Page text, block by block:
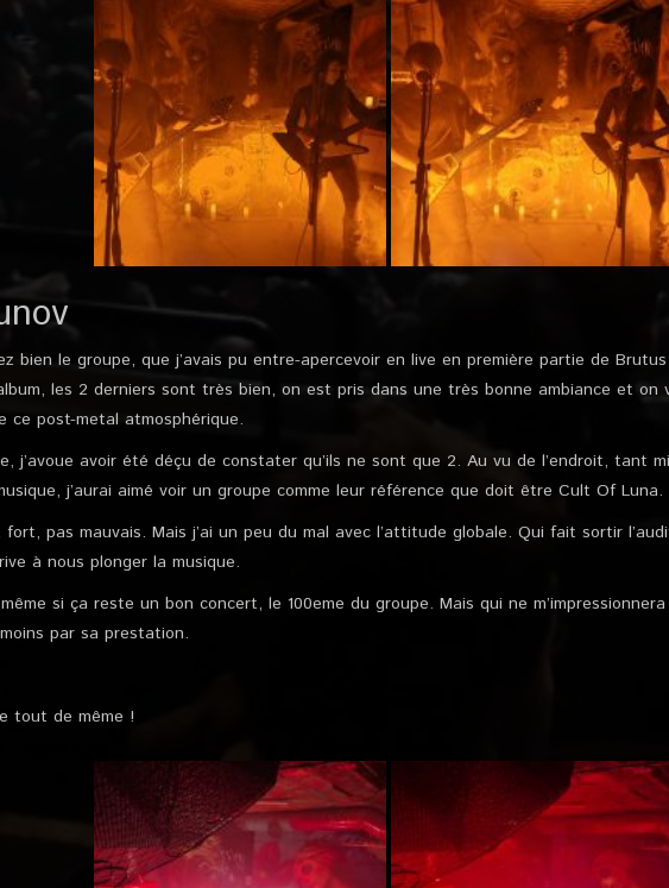
bien le groupe, que j’avais pu entre-apercevoir en live en première partie de
les 2 derniers sont très bien, on est pris dans une très bonne ambiance et on
ce post-metal atmosphérique.
j’avoue avoir été déçu de constater qu’ils ne sont que 2. Au vu de l’endroit, tant
j’aurai aimé voir un groupe comme leur référence que doit être Cult Of Luna.
pas mauvais. Mais j’ai un peu du mal avec l’attitude globale. Qui fait sortir
à nous plonger la musique.
si ça reste un bon concert, le 100eme du groupe. Mais qui ne
par sa prestation.
tout de même !